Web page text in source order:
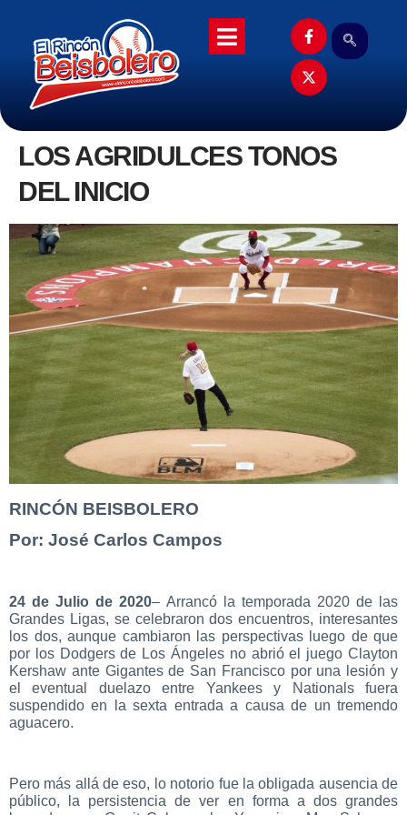
LOS AGRIDULCES TONOS
DEL INICIO
RINCÓN BEISBOLERO
Por: José Carlos Campos
24 de Julio de 2020– Arrancó la temporada 2020 de las
Grandes Ligas, se celebraron dos encuentros, interesantes
los dos, aunque cambiaron las perspectivas luego de que
por los Dodgers de Los Ángeles no abrió el juego Clayton
Kershaw ante Gigantes de San Francisco por una lesión y
el eventual duelazo entre Yankees y Nationals fuera
suspendido en la sexta entrada a causa de un tremendo
aguacero.
Pero más allá de eso, lo notorio fue la obligada ausencia de
público, la persistencia de ver en forma a dos grandes